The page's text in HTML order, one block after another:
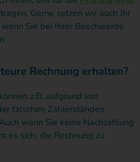
Gerne setzen wir auch Ihr
Sie bei Ihrer Beschwerde
Rechnung erhalten?
z.B. aufgrund von
falschen Zählerständen
wenn Sie keine Nachzahlung
es sich, die Rechnung zu